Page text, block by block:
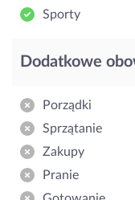
Sporty
Dodatkowe
Porządki
Sprzątanie
Zakupy
Pranie